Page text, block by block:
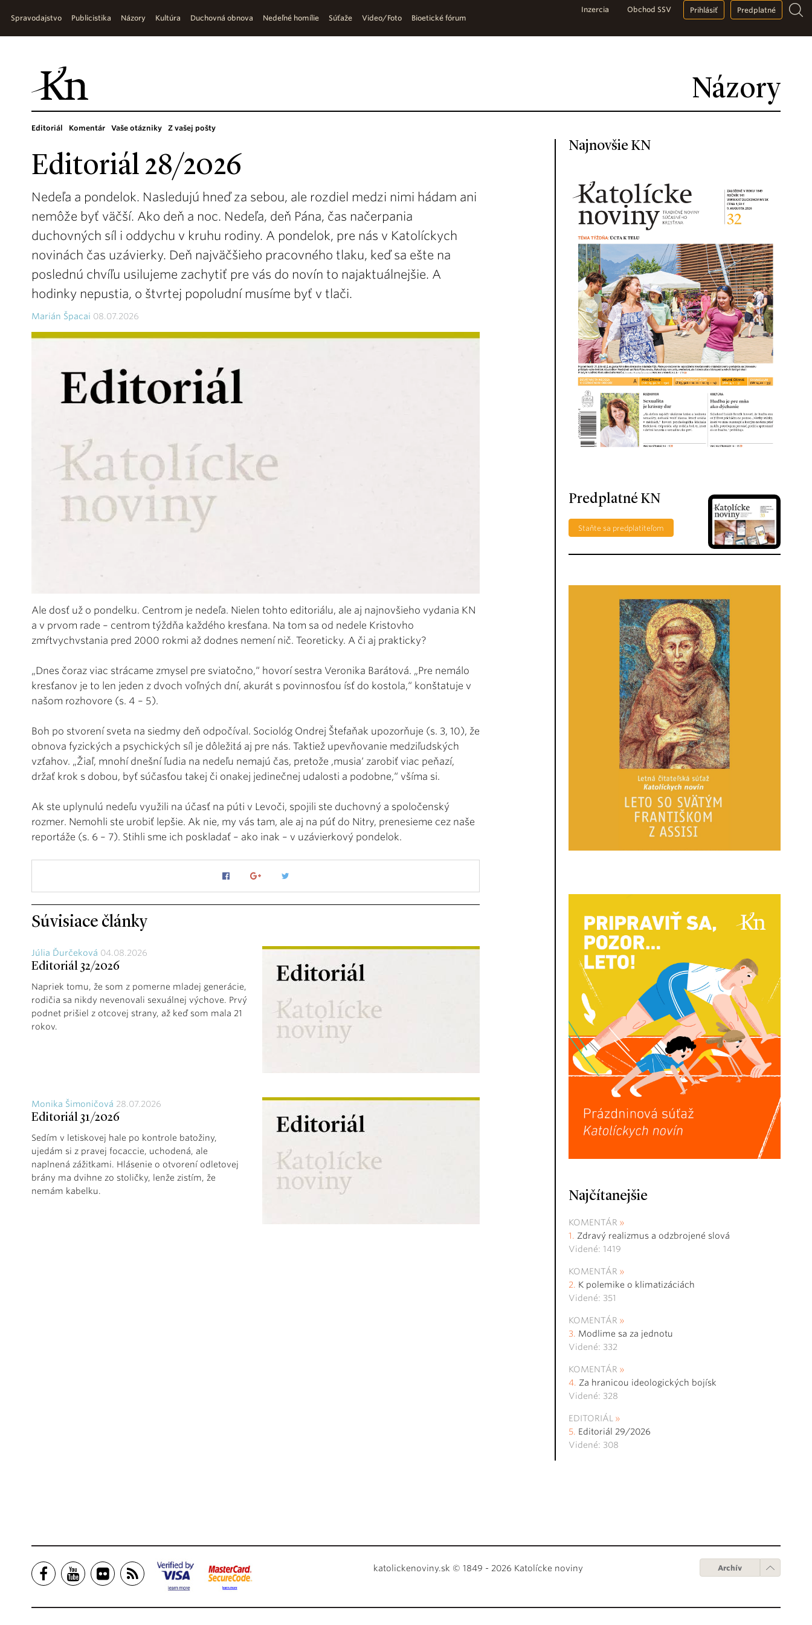
Názory
Spravodajstvo Publicistika Názory Kultúra Duchovná obnova Nedeľné homílie Súťaže Video/Foto Bioetické fórum
Inzercia Obchod SSV Prihlásiť Predplatné
Editoriál Komentár Vaše otázniky Z vašej pošty
Editoriál 28/2026
Nedeľa a pondelok. Nasledujú hneď za sebou, ale rozdiel medzi nimi hádam ani
nemôže byť väčší. Ako deň a noc. Nedeľa, deň Pána, čas načerpania
duchovných síl i oddychu v kruhu rodiny. A pondelok, pre nás v Katolíckych
novinách čas uzávierky. Deň najväčšieho pracovného tlaku, keď sa ešte na
poslednú chvíľu usilujeme zachytiť pre vás do novín to najaktuálnejšie. A
hodinky nepustia, o štvrtej popoludní musíme byť v tlači.
Marián Špacai 08.07.2026
Ale dosť už o pondelku. Centrom je nedeľa. Nielen tohto editoriálu, ale aj najnovšieho vydania KN
a v prvom rade – centrom týždňa každého kresťana. Na tom sa od nedele Kristovho
zmŕtvychvstania pred 2000 rokmi až dodnes nemení nič. Teoreticky. A či aj prakticky?
„Dnes čoraz viac strácame zmysel pre sviatočno,“ hovorí sestra Veronika Barátová. „Pre nemálo
kresťanov je to len jeden z dvoch voľných dní, akurát s povinnosťou ísť do kostola,“ konštatuje v
našom rozhovore (s. 4 – 5).
Boh po stvorení sveta na siedmy deň odpočíval. Sociológ Ondrej Štefaňak upozorňuje (s. 3, 10), že
obnova fyzických a psychických síl je dôležitá aj pre nás. Taktiež upevňovanie medziľudských
vzťahov. „Žiaľ, mnohí dnešní ľudia na nedeľu nemajú čas, pretože ,musia‘ zarobiť viac peňazí,
držať krok s dobou, byť súčasťou takej či onakej jedinečnej udalosti a podobne,“ všíma si.
Ak ste uplynulú nedeľu využili na účasť na púti v Levoči, spojili ste duchovný a spoločenský
rozmer. Nemohli ste urobiť lepšie. Ak nie, my vás tam, ale aj na púť do Nitry, prenesieme cez naše
reportáže (s. 6 – 7). Stihli sme ich poskladať – ako inak – v uzávierkový pondelok.
Súvisiace články
Júlia Ďurčeková 04.08.2026
Editoriál 32/2026
Napriek tomu, že som z pomerne mladej generácie,
rodičia sa nikdy nevenovali sexuálnej výchove. Prvý
podnet prišiel z otcovej strany, až keď som mala 21
rokov.
Monika Šimoničová 28.07.2026
Editoriál 31/2026
Sedím v letiskovej hale po kontrole batožiny,
ujedám si z pravej focaccie, uchodená, ale
naplnená zážitkami. Hlásenie o otvorení odletovej
brány ma dvihne zo stoličky, lenže zistím, že
nemám kabelku.
Najnovšie KN
Predplatné KN
Staňte sa predplatiteľom
Najčítanejšie
KOMENTÁR
Zdravý realizmus a odzbrojené slová
Videné: 1419
KOMENTÁR
K polemike o klimatizáciách
Videné: 351
KOMENTÁR
Modlime sa za jednotu
Videné: 332
KOMENTÁR
Za hranicou ideologických bojísk
Videné: 328
EDITORIÁL
Editoriál 29/2026
Videné: 308
katolickenoviny.sk © 1849 - 2026 Katolícke noviny Archív